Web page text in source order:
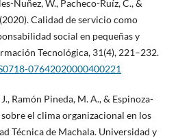
Nuñez, W., Pacheco-Ruíz, C., &
Calidad de servicio como
social en pequeñas y
Tecnológica, 31(4), 221–232.
07642020000400221
Ramón Pineda, M. A., & Espinoza-
el clima organizacional en los
Técnica de Machala. Universidad y